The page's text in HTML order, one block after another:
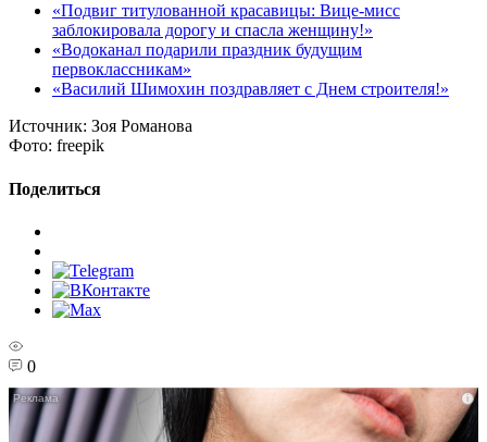
«Подвиг титулованной красавицы: Вице-мисс
заблокировала дорогу и спасла женщину!»
«Водоканал подарили праздник будущим
первоклассникам»
«Василий Шимохин поздравляет с Днем строителя!»
Источник: Зоя Романова
Фото: freepik
Поделиться
0
i